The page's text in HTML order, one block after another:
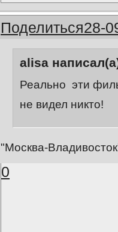
Поделиться28-
alisa
Реально эти
не видел никто!
"Москва-
0